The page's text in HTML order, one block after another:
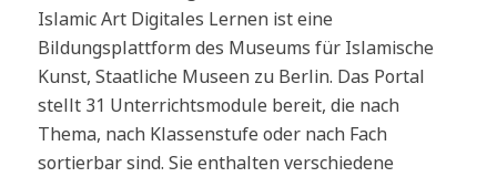
Islamic Art Digitales Lernen ist eine
Bildungsplattform des Museums für Islamische
Kunst, Staatliche Museen zu Berlin. Das Portal
stellt 31 Unterrichtsmodule bereit, die nach
Thema, nach Klassenstufe oder nach Fach
sortierbar sind. Sie enthalten verschiedene